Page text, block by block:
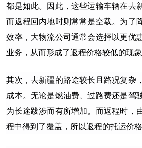
都是如此。因此，这些运输车辆在去
而返程回内地时则常常是空载。为了
效率，大物流公司通常会选择以更优
业务，从而形成了返程价格较低的现象
其次，去新疆的路途较长且路况复杂
成本。无论是燃油费、过路费还是驾
为长途跋涉而有所增加。而返程时，
程中得到了覆盖，所以返程的托运价